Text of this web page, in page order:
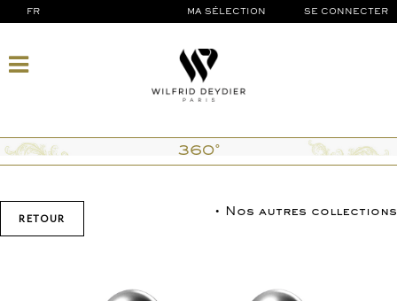
FR MA SÉLECTION SE CONNECTER
360°
• Nos autres collections
RETOUR